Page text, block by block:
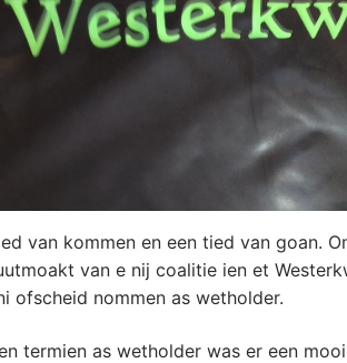
van kommen en een tied van goan.
van e nij coalitie ien et
ofscheid nommen as wetholder.
termien as wetholder was er een